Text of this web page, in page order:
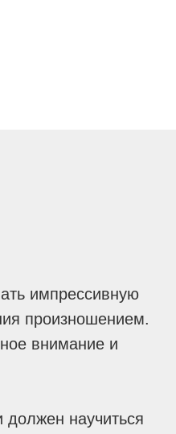
импрессивную
произношением.
внимание и
научиться